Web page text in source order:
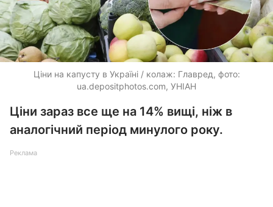
Ціни на капусту в Україні / колаж: Главред, фото:
ua.depositphotos.com, УНІАН
Ціни зараз все ще на 14% вищі, ніж в
аналогічний період минулого року.
Реклама